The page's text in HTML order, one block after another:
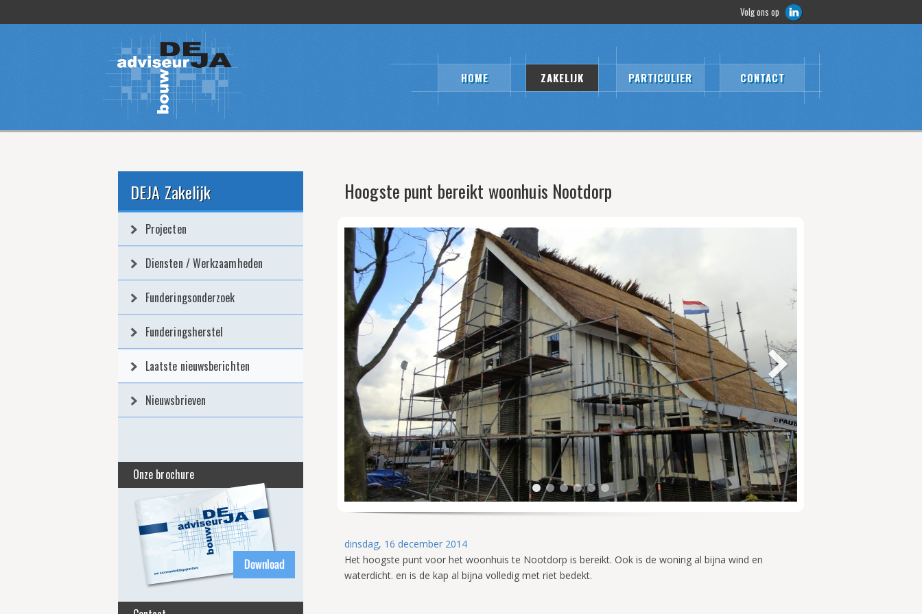
Volg ons op
HOME ZAKELIJK PARTICULIER CONTACT
DEJA Zakelijk
Projecten
Diensten / Werkzaamheden
Funderingsonderzoek
Funderingsherstel
Laatste nieuwsberichten
Nieuwsbrieven
Onze brochure
Hoogste punt bereikt woonhuis Nootdorp
1 2 3 4 5 6
dinsdag, 16 december 2014
Het hoogste punt voor het woonhuis te Nootdorp is bereikt. Ook is de woning al bijna wind en
waterdicht. en is de kap al bijna volledig met riet bedekt.